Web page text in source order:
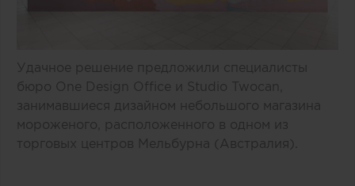
Удачное решение предложили специалисты
бюро One Design Office и Studio Twocan,
занимавшиеся дизайном небольшого магазина
мороженого, расположенного в одном из
торговых центров Мельбурна (Австралия).